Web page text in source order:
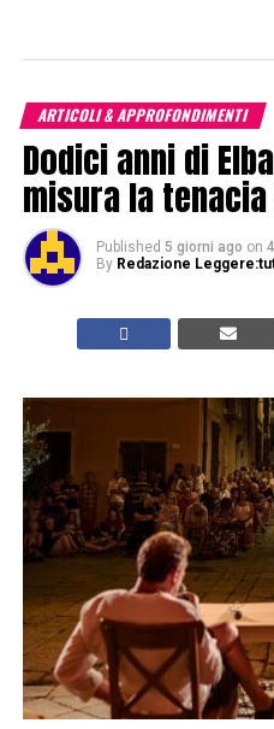
ARTICOLI & APPROFONDIMENTI
Dodici anni di
misura la
Published 5 giorni ago on
By Redazione